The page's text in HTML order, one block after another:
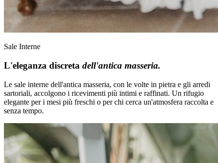
Sale Interne
L'eleganza discreta dell'antica masseria.
Le sale interne dell'antica masseria, con le volte in pietra e gli arredi
sartoriali, accolgono i ricevimenti più intimi e raffinati. Un rifugio
elegante per i mesi più freschi o per chi cerca un'atmosfera raccolta e
senza tempo.